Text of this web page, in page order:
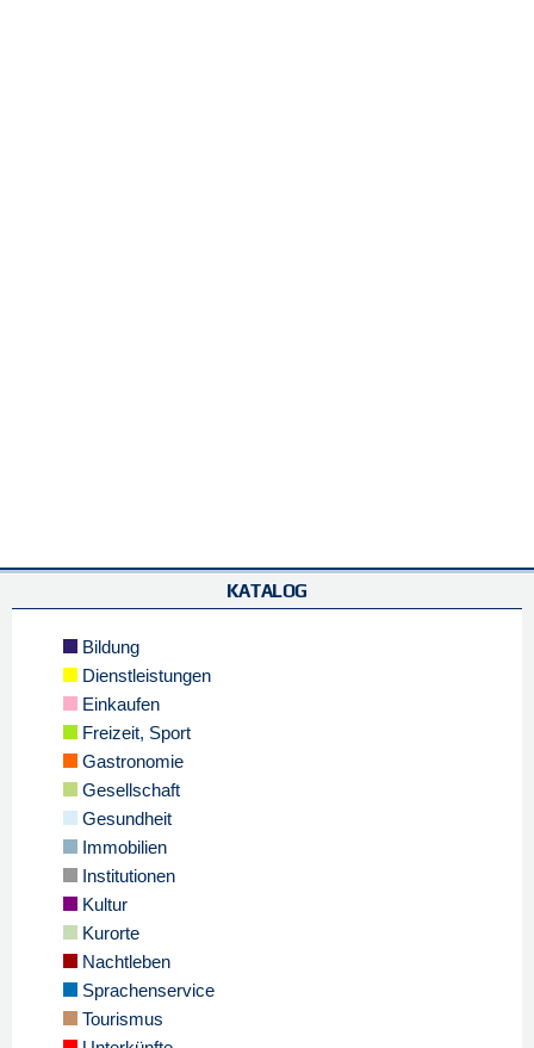
KATALOG
Bildung
Dienstleistungen
Einkaufen
Freizeit, Sport
Gastronomie
Gesellschaft
Gesundheit
Immobilien
Institutionen
Kultur
Kurorte
Nachtleben
Sprachenservice
Tourismus